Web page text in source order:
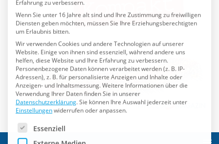
Wenn Sie unter 16 Jahre alt sind und Ihre Zustimmung zu freiwilligen
Diensten geben möchten, müssen Sie Ihre Erziehungsberechtigten
um Erlaubnis bitten.
Wir verwenden Cookies und andere Technologien auf unserer
Website. Einige von ihnen sind essenziell, während andere uns
helfen, diese Website und Ihre Erfahrung zu verbessern.
Personenbezogene Daten können verarbeitet werden (z. B. IP-
Adressen), z. B. für personalisierte Anzeigen und Inhalte oder
Anzeigen- und Inhaltsmessung.Weitere Informationen über die
Verwendung Ihrer Daten finden Sie in unserer
Datenschutzerklärung. Sie können Ihre Auswahl jederzeit unter
Einstellungenwiderrufen oder anpassen.
Es folgt eine Liste der Service-Gruppen, für die eine
Externe Medien